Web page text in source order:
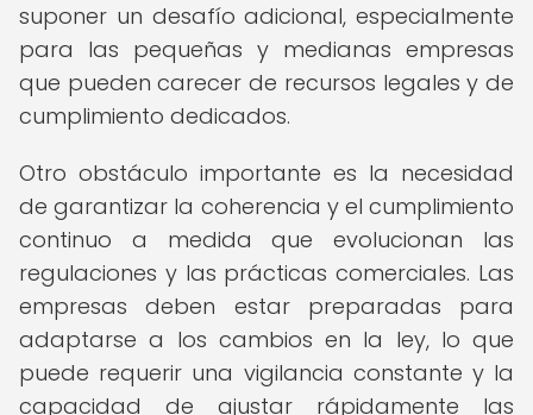
suponer un desafío adicional, especialmente
para las pequeñas y medianas empresas
que pueden carecer de recursos legales y de
cumplimiento dedicados.
Otro obstáculo importante es la necesidad
de garantizar la coherencia y el cumplimiento
continuo a medida que evolucionan las
regulaciones y las prácticas comerciales. Las
empresas deben estar preparadas para
adaptarse a los cambios en la ley, lo que
puede requerir una vigilancia constante y la
capacidad de ajustar rápidamente las